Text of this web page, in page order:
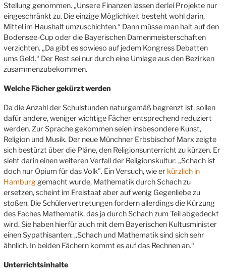
Stellung genommen. „Unsere Finanzen lassen derlei Projekte nur
eingeschränkt zu. Die einzige Möglichkeit besteht wohl darin,
Mittel im Haushalt umzuschichten.“ Dann müsse man halt auf den
Bodensee-Cup oder die Bayerischen Damenmeisterschaften
verzichten. „Da gibt es sowieso auf jedem Kongress Debatten
ums Geld.“ Der Rest sei nur durch eine Umlage aus den Bezirken
zusammenzubekommen.
Welche Fächer gekürzt werden
Da die Anzahl der Schulstunden naturgemäß begrenzt ist, sollen
dafür andere, weniger wichtige Fächer entsprechend reduziert
werden. Zur Sprache gekommen seien insbesondere Kunst,
Religion und Musik. Der neue Münchner Erbsbischof Marx zeigte
sich bestürzt über die Pläne, den Religionsunterricht zu kürzen. Er
sieht darin einen weiteren Verfall der Religionskultur: „Schach ist
doch nur Opium für das Volk”. Ein Versuch, wie er kürzlich in
Hamburggemacht wurde, Mathematik durch Schach zu
ersetzen, scheint im Freistaat aber auf wenig Gegenliebe zu
stoßen. Die Schülervertretungen fordern allerdings die Kürzung
des Faches Mathematik, das ja durch Schach zum Teil abgedeckt
wird. Sie haben hierfür auch mit dem Bayerischen Kultusminister
einen Sypathisanten: „Schach und Mathematik sind sich sehr
ähnlich. In beiden Fächern kommt es auf das Rechnen an.“
Unterrichtsinhalte